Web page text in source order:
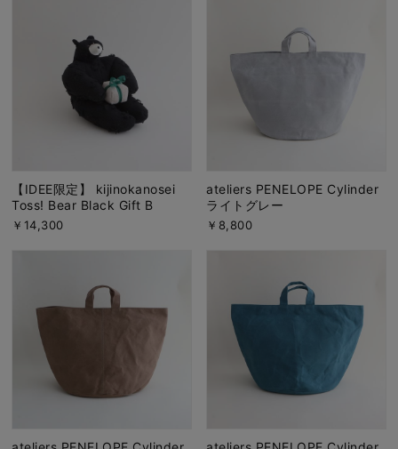
【IDEE限定】 kijinokanosei
Toss! Bear Black Gift B
￥14,300
ateliers PENELOPE Cylinder
ライトグレー
￥8,800